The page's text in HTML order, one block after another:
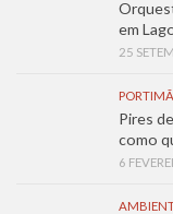
em
25
Pires
como
6